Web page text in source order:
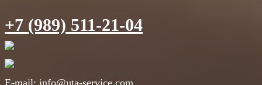
+7 (989) 511-21-04
E-mail: info@uta-service.com